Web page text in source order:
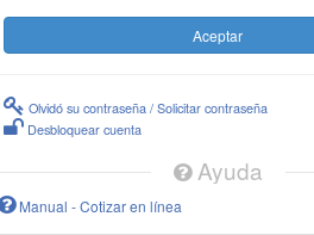
Olvidó su contraseña / Solicitar contraseña
Desbloquear cuenta
Ayuda
Manual - Cotizar en línea